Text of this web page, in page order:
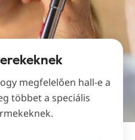
megfelelően hall-e a
többet a speciális